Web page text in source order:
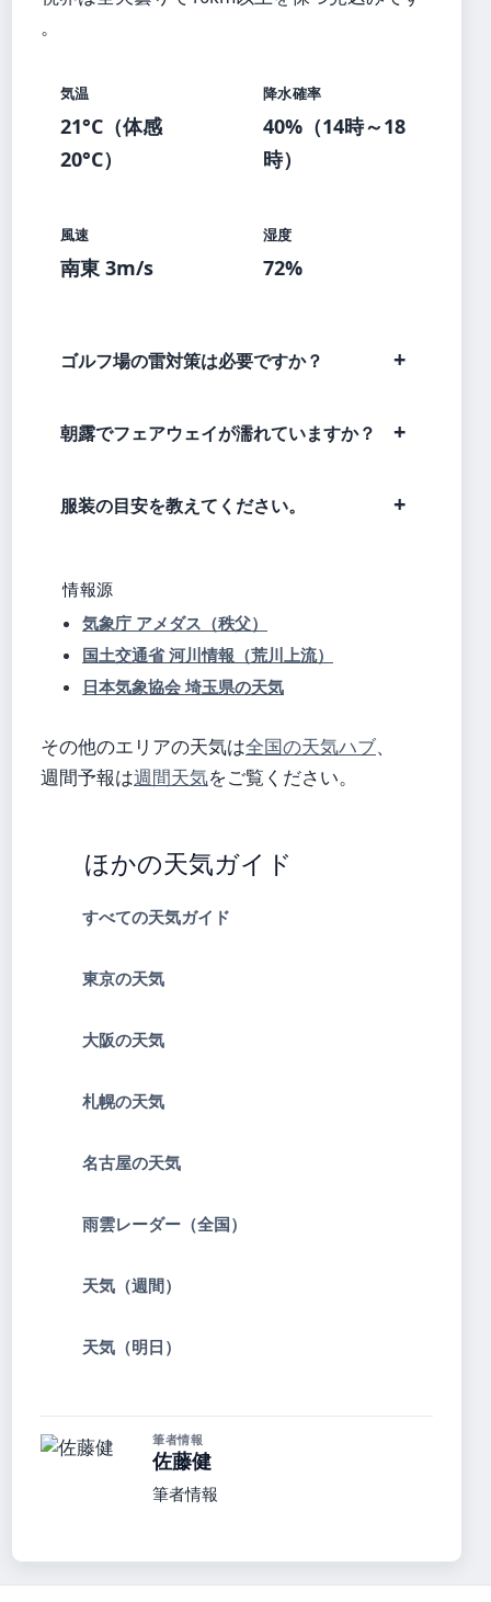
。
気温
21°C（体感
20°C）
降水確率
40%（14時～18
時）
風速
南東 3m/s
湿度
72%
ゴルフ場の雷対策は必要ですか？
朝露でフェアウェイが濡れていますか？
服装の目安を教えてください。
情報源
気象庁 アメダス（秩父）
国土交通省 河川情報（荒川上流）
日本気象協会 埼玉県の天気
その他のエリアの天気は全国の天気ハブ、
週間予報は週間天気をご覧ください。
ほかの天気ガイド
すべての天気ガイド
東京の天気
大阪の天気
札幌の天気
名古屋の天気
雨雲レーダー（全国）
天気（週間）
天気（明日）
筆者情報
佐藤健
筆者情報